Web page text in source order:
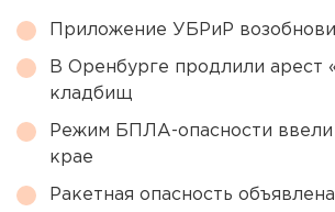
Приложение УБРиР
В Оренбурге продлили арест
кладбищ
Режим БПЛА-опасности
крае
Ракетная опасность